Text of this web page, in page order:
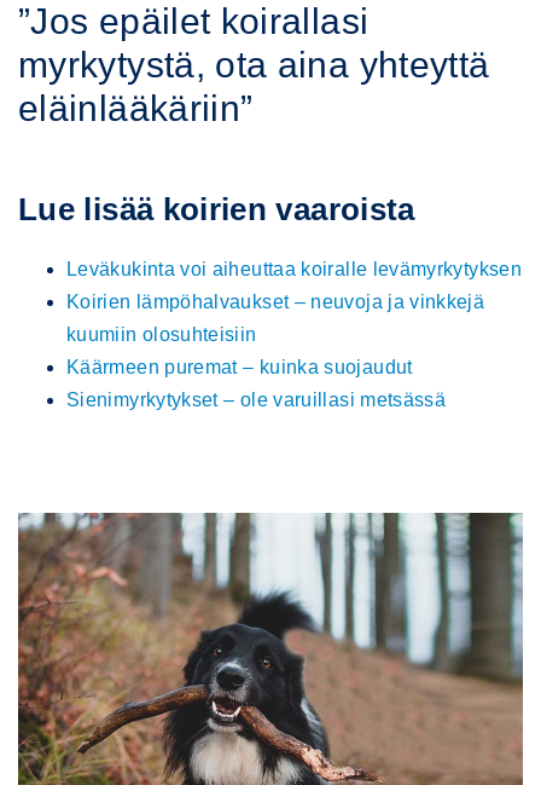
”Jos epäilet koirallasi
myrkytystä, ota aina yhteyttä
eläinlääkäriin”
Lue lisää koirien vaaroista
Leväkukinta voi aiheuttaa koiralle levämyrkytyksen
Koirien lämpöhalvaukset – neuvoja ja vinkkejä
kuumiin olosuhteisiin
Käärmeen puremat – kuinka suojaudut
Sienimyrkytykset – ole varuillasi metsässä